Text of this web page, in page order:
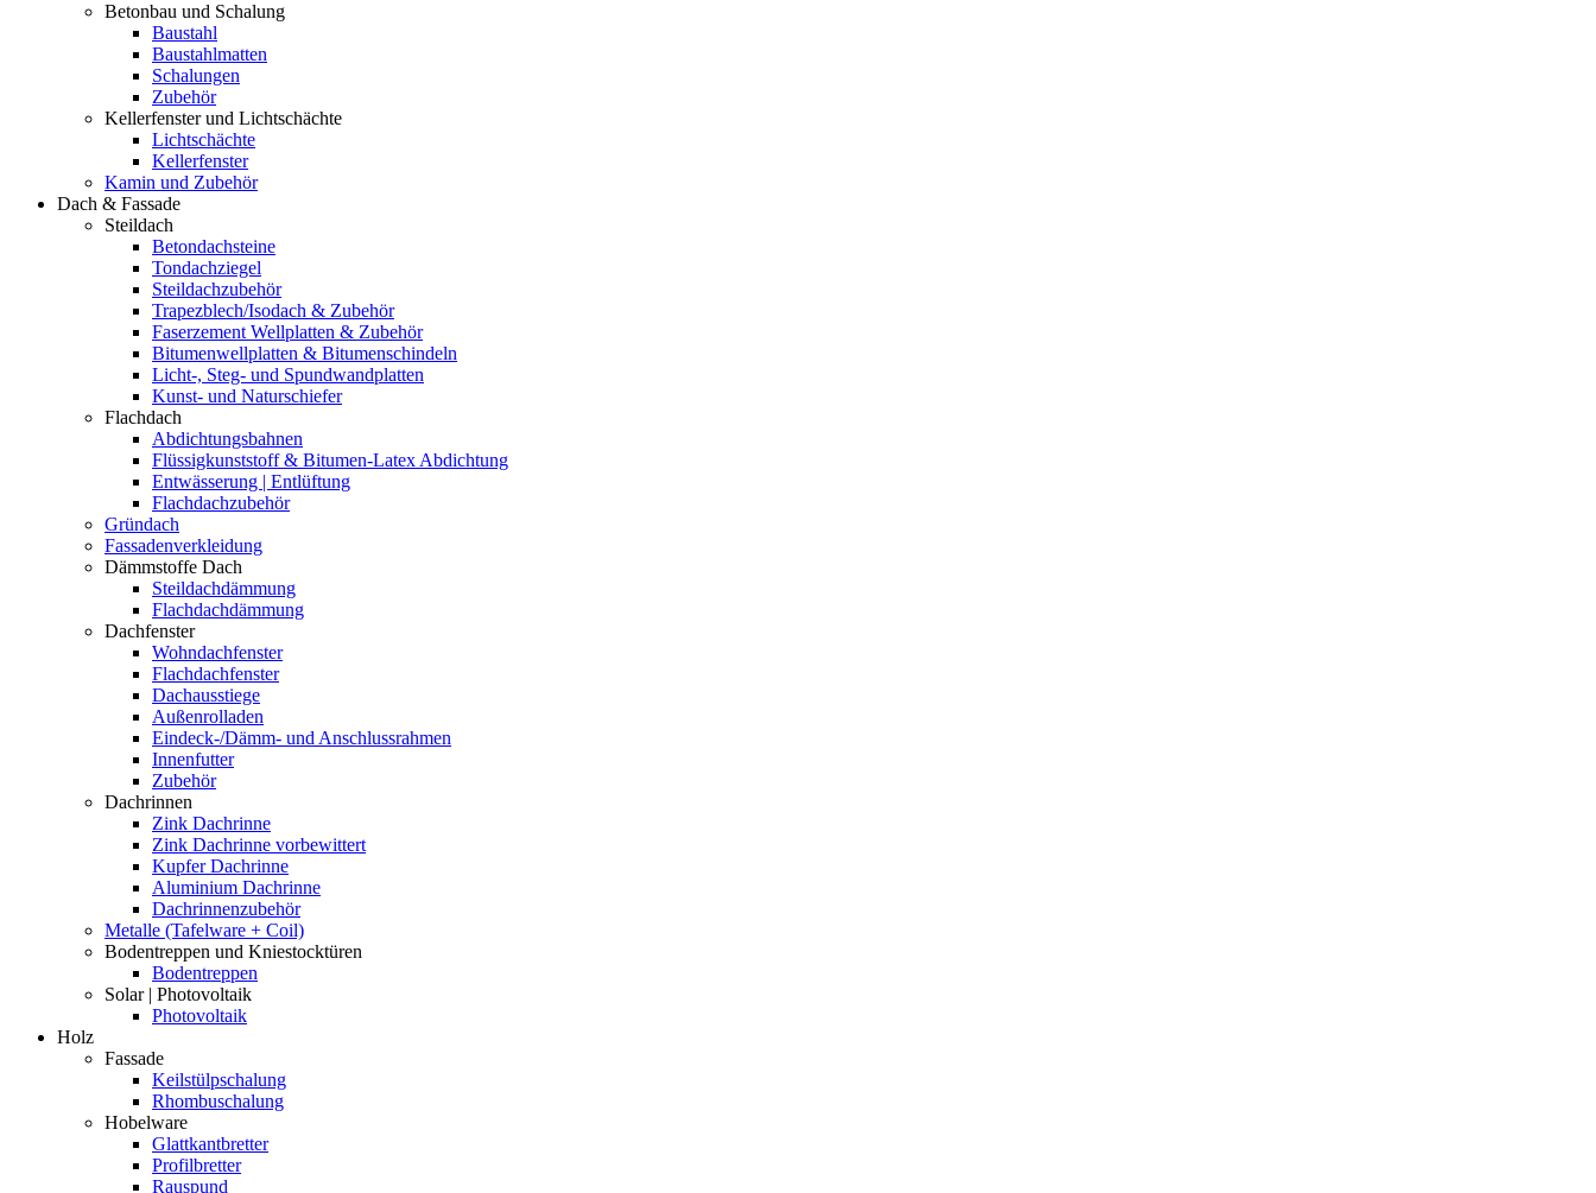
Betonbau und Schalung
Baustahl
Baustahlmatten
Schalungen
Zubehör
Kellerfenster und Lichtschächte
Lichtschächte
Kellerfenster
Kamin und Zubehör
Dach & Fassade
Steildach
Betondachsteine
Tondachziegel
Steildachzubehör
Trapezblech/Isodach & Zubehör
Faserzement Wellplatten & Zubehör
Bitumenwellplatten & Bitumenschindeln
Licht-, Steg- und Spundwandplatten
Kunst- und Naturschiefer
Flachdach
Abdichtungsbahnen
Flüssigkunststoff & Bitumen-Latex Abdichtung
Entwässerung | Entlüftung
Flachdachzubehör
Gründach
Fassadenverkleidung
Dämmstoffe Dach
Steildachdämmung
Flachdachdämmung
Dachfenster
Wohndachfenster
Flachdachfenster
Dachausstiege
Außenrolladen
Eindeck-/Dämm- und Anschlussrahmen
Innenfutter
Zubehör
Dachrinnen
Zink Dachrinne
Zink Dachrinne vorbewittert
Kupfer Dachrinne
Aluminium Dachrinne
Dachrinnenzubehör
Metalle (Tafelware + Coil)
Bodentreppen und Kniestocktüren
Bodentreppen
Solar | Photovoltaik
Photovoltaik
Holz
Fassade
Keilstülpschalung
Rhombuschalung
Hobelware
Glattkantbretter
Profilbretter
Rauspund